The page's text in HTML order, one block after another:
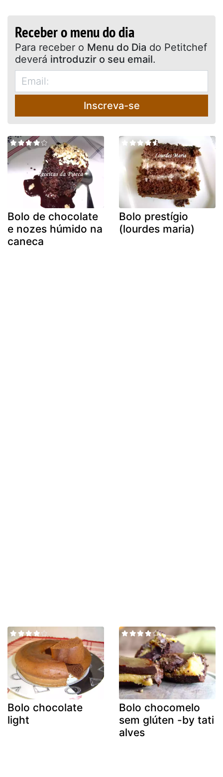
Receber o menu do dia
Para receber o Menu do Dia do Petitchef
deverá introduzir o seu email.
Inscreva-se
Bolo de chocolate
e nozes húmido na
caneca
Bolo prestígio
(lourdes maria)
Bolo chocolate
light
Bolo chocomelo
sem glúten -by tati
alves